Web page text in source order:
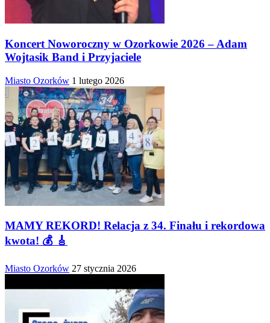
Koncert Noworoczny w Ozorkowie 2026 – Adam
Wojtasik Band i Przyjaciele
Miasto Ozorków 1 lutego 2026
MAMY REKORD! Relacja z 34. Finału i rekordowa
kwota! 💰 🎸
Miasto Ozorków 27 stycznia 2026